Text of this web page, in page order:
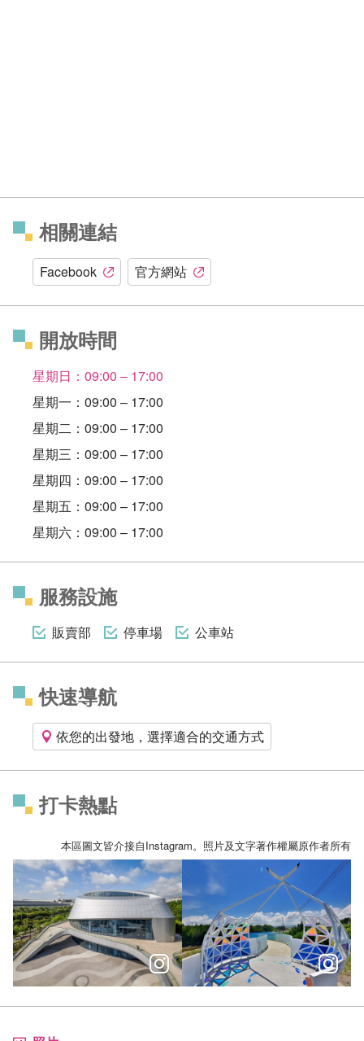
相關連結
Facebook 官方網站
開放時間
星期日：09:00 – 17:00
星期一：09:00 – 17:00
星期二：09:00 – 17:00
星期三：09:00 – 17:00
星期四：09:00 – 17:00
星期五：09:00 – 17:00
星期六：09:00 – 17:00
服務設施
販賣部 停車場 公車站
快速導航
依您的出發地，選擇適合的交通方式
打卡熱點
本區圖文皆介接自Instagram。照片及文字著作權屬原作者所有